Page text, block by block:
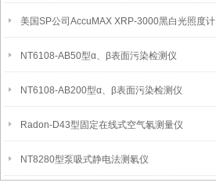
美国SP公司AccuMAX XRP-3000黑白光照度计
NT6108-AB50型α、β表面污染检测仪
NT6108-AB200型α、β表面污染检测仪
Radon-D43型固定在线式空气氡测量仪
NT8280型泵吸式静电法测氡仪